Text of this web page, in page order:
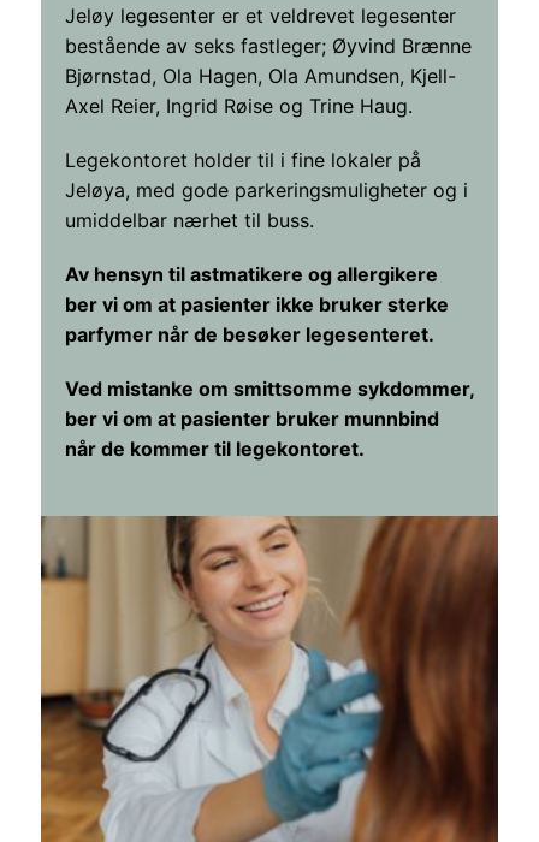
Jeløy legesenter er et veldrevet legesenter
bestående av seks fastleger; Øyvind Brænne
Bjørnstad, Ola Hagen, Ola Amundsen, Kjell-
Axel Reier, Ingrid Røise og Trine Haug.
Legekontoret holder til i fine lokaler på
Jeløya, med gode parkeringsmuligheter og i
umiddelbar nærhet til buss.
Av hensyn til astmatikere og allergikere
ber vi om at pasienter ikke bruker sterke
parfymer når de besøker legesenteret.
Ved mistanke om smittsomme sykdommer,
ber vi om at pasienter bruker munnbind
når de kommer til legekontoret.